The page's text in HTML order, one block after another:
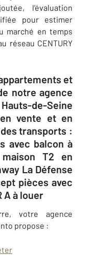
l’évaluation
pour estimer
marché en temps
réseau CENTURY
et
notre agence
de-Seine
en vente et en
transports :
avec balcon à
T2 en
La Défense
pièces avec
A à louer
votre agence
propose :